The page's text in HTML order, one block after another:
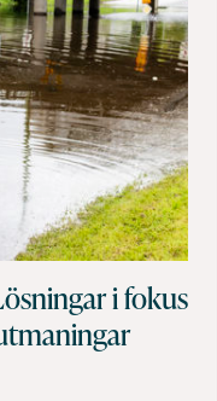
i fokus